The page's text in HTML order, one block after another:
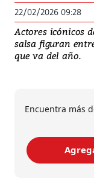
22/02/2026 09:28
Actores icónicos
salsa figuran
que va del año.
Encuentra más